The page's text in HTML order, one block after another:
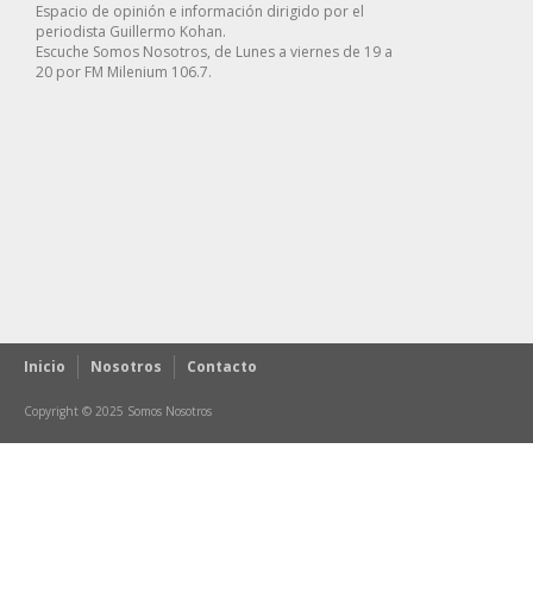
Espacio de opinión e información dirigido por el
periodista Guillermo Kohan.
Escuche Somos Nosotros, de Lunes a viernes de 19 a
20 por FM Milenium 106.7.
Inicio Nosotros Contacto
Copyright © 2025 Somos Nosotros